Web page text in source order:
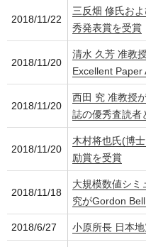
2018/11/22
三反畑 修氏お
秀発表賞を受賞
2018/11/20
清水 久芳 准教
Excellent
2018/11/20
西田 究 准教授
誌の優秀査読者
2018/11/20
木村将也氏(博
励賞を受賞
2018/11/18
大規模数値シミ
究がGordon
2018/6/27 小原所長 日本